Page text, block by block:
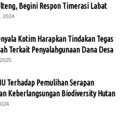
Begini Respon Timerasi Labat
2024
Kotim Harapkan Tindakan Tegas
Terkait Penyalahgunaan Dana Desa
Terhadap Pemulihan Serapan
Keberlangsungan Biodiversity Hutan